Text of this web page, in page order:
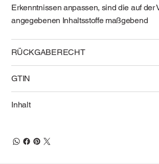
Erkenntnissen anpassen, sind die auf der
angegebenen Inhaltsstoffe maßgebend
RÜCKGABERECHT
GTIN
Inhalt